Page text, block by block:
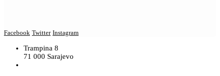
Facebook Twitter Instagram
Trampina 8
71 000 Sarajevo